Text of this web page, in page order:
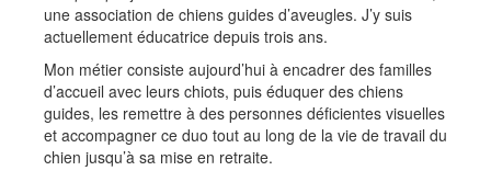
une association de chiens guides d’aveugles. J’y suis
actuellement éducatrice depuis trois ans.
Mon métier consiste aujourd’hui à encadrer des familles
d’accueil avec leurs chiots, puis éduquer des chiens
guides, les remettre à des personnes déficientes visuelles
et accompagner ce duo tout au long de la vie de travail du
chien jusqu’à sa mise en retraite.